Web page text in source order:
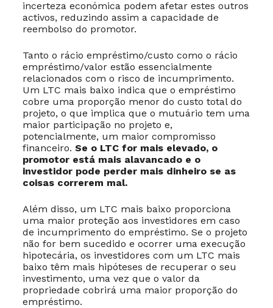
incerteza económica podem afetar estes outros
activos, reduzindo assim a capacidade de
reembolso do promotor.
Tanto o rácio empréstimo/custo como o rácio
empréstimo/valor estão essencialmente
relacionados com o risco de incumprimento.
Um LTC mais baixo indica que o empréstimo
cobre uma proporção menor do custo total do
projeto, o que implica que o mutuário tem uma
maior participação no projeto e,
potencialmente, um maior compromisso
financeiro. Se o LTC for mais elevado, o
promotor está mais alavancado e o
investidor pode perder mais dinheiro se as
coisas correrem mal.
Além disso, um LTC mais baixo proporciona
uma maior proteção aos investidores em caso
de incumprimento do empréstimo. Se o projeto
não for bem sucedido e ocorrer uma execução
hipotecária, os investidores com um LTC mais
baixo têm mais hipóteses de recuperar o seu
investimento, uma vez que o valor da
propriedade cobrirá uma maior proporção do
empréstimo.